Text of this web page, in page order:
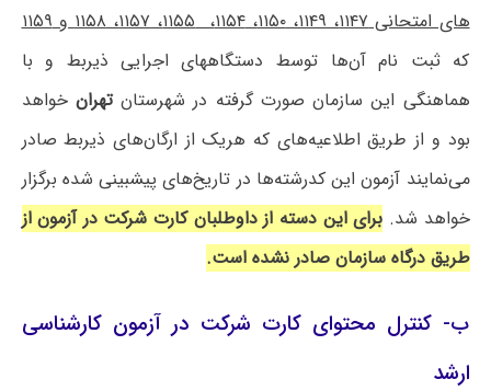
های امتحانی ۱۱۴۷، ۱۱۴۹، ۱۱۵۰، ۱۱۵۴، ۱۱۵۵، ۱۱۵۷، ۱۱۵۸ و ۱۱۵۹
که ثبت نام آن‌ها توسط دستگاههای اجرایی ذیربط و با
هماهنگی این سازمان صورت گرفته در شهرستانتهران خواهد
بود و از طریق اطلاعیه‌های که هریک از ارگان‌های ذیربط صادر
می‌نمایند آزمون این کدرشته‌ها در تاریخ‌های پیشبینی شده برگزار
خواهد شد. برای این دسته از داوطلبان کارت شرکت در آزمون از
طریق درگاه سازمان صادر نشده است.
ب- کنترل محتوای کارت شرکت در آزمون کارشناسی
ارشد